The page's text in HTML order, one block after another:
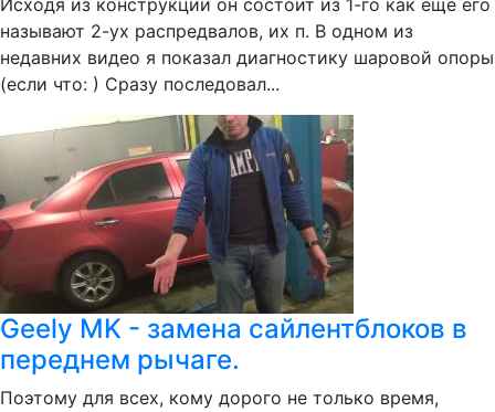
Исходя из конструкции он состоит из 1-го как еще его
называют 2-ух распредвалов, их п. В одном из
недавних видео я показал диагностику шаровой опоры
(если что: ) Сразу последовал...
Geely MK - замена сайлентблоков в
переднем рычаге.
Поэтому для всех, кому дорого не только время,